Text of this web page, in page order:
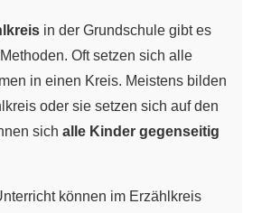
in der Grundschule gibt es
Oft setzen sich alle
in einen Kreis. Meistens bilden
oder sie setzen sich auf den
sich alle Kinder gegenseitig
können im Erzählkreis